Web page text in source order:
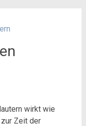
wirkt wie
Zeit der